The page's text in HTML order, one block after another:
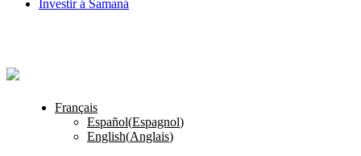
Investir á Samaná
Français
Español(Espagnol)
English(Anglais)